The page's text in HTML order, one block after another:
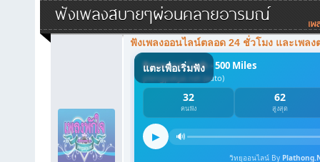
ฟังเพลงสบายๆผ่อนคลายอารมณ์
ฟังเพลงออนไลน์ตลอด 24 ชั่วโมง และเพล